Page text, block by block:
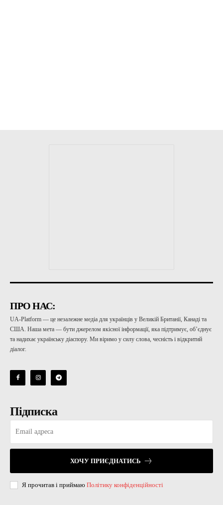
ПРО НАС:
UA-Platform — це незалежне медіа для українців у Великій Британії, Канаді та
США. Наша мета — бути джерелом якісної інформації, яка підтримує, об’єднує
та надихає українську діаспору. Ми віримо у силу слова, чесність і відкритий
діалог.
Підписка
ХОЧУ ПРИЄДНАТИСЬ
Я прочитав і приймаю Політику конфіденційності